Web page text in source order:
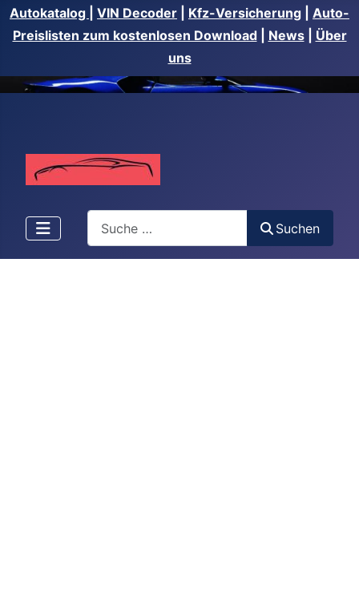
Autokatalog VIN Decoder Kfz-Versicherung
Auto-
Preislisten zum kostenlosen Download| News| Über
uns
Suchen